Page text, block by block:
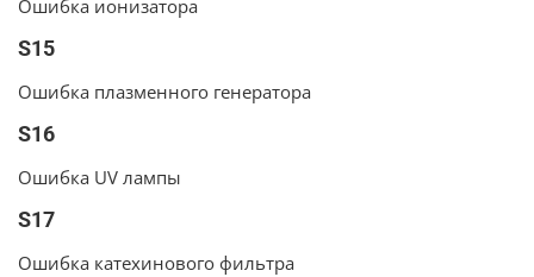
Ошибка ионизатора
S15
Ошибка плазменного генератора
S16
Ошибка UV лампы
S17
Ошибка катехинового фильтра